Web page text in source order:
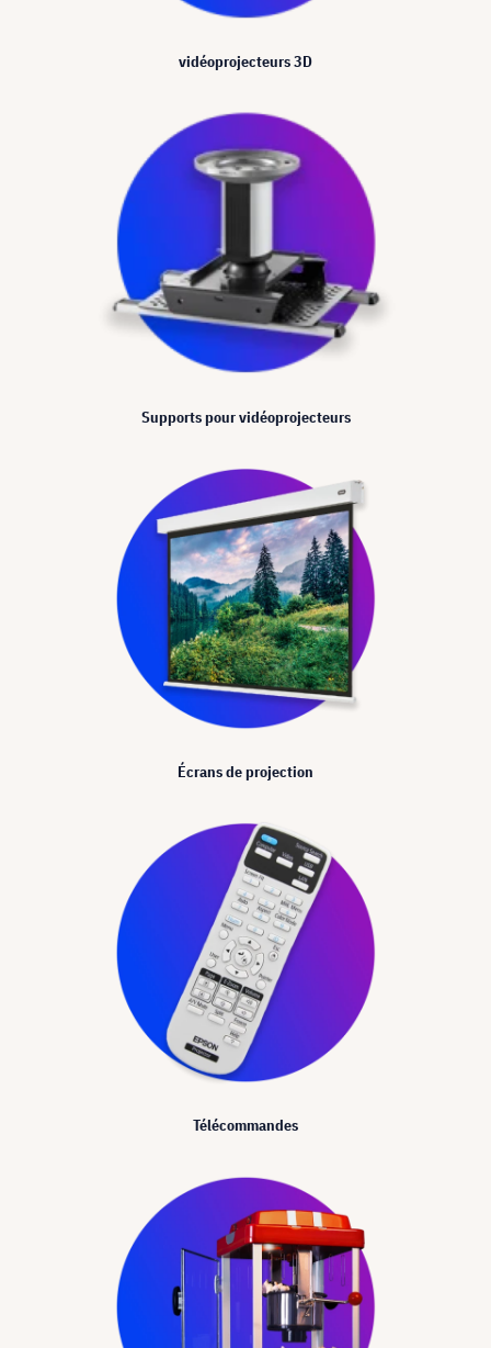
vidéoprojecteurs 3D
Supports pour vidéoprojecteurs
Écrans de projection
Télécommandes